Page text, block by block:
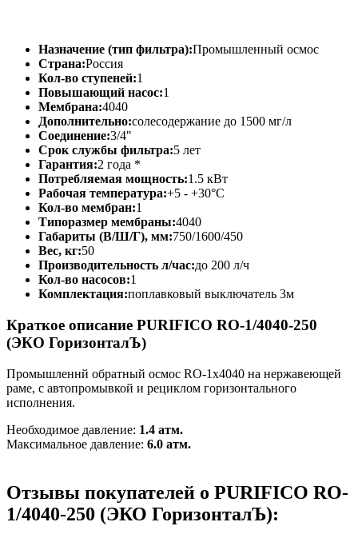
Назначение (тип фильтра):Промышленный осмос
Страна:Россия
Кол-во ступеней:1
Повышающий насос:1
Мембрана:4040
Дополнительно:солесодержание до 1500 мг/л
Соединение:3/4"
Срок службы фильтра:5 лет
Гарантия:2 года *
Потребляемая мощность:1.5 кВт
Рабочая температура:+5 - +30°C
Кол-во мембран:1
Типоразмер мембраны:4040
Габариты (В/Ш/Г), мм:750/1600/450
Вес, кг:50
Производительность л/час:до 200 л/ч
Кол-во насосов:1
Комплектация:поплавковый выключатель 3м
Краткое описание PURIFICO RO-1/4040-250
(ЭКО ГоризонталЪ)
Промышленнй обратный осмос RO-1х4040 на нержавеющей
раме, с автопромывкой и рециклом горизонтального
исполнения.
Необходимое давление: 1.4 атм.
Максимальное давление: 6.0 атм.
Отзывы покупателей о PURIFICO RO-
1/4040-250 (ЭКО ГоризонталЪ):